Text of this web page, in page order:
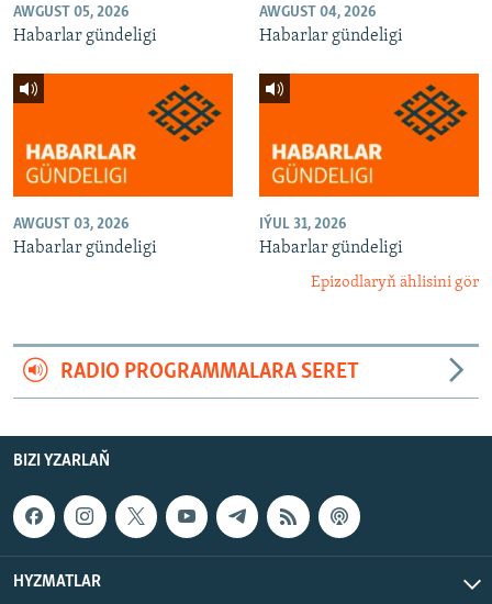
AWGUST 05, 2026
Habarlar gündeligi
AWGUST 04, 2026
Habarlar gündeligi
AWGUST 03, 2026
Habarlar gündeligi
IÝUL 31, 2026
Habarlar gündeligi
Epizodlaryň ählisini gör
RADIO PROGRAMMALARA SERET
BIZI YZARLAŇ
HYZMATLAR